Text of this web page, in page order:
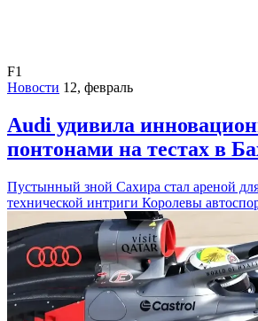
F1
Новости 12, февраль
Audi удивила
понтонами на тестах в
Пустынный зной Сахира стал ареной
технической интриги Королевы